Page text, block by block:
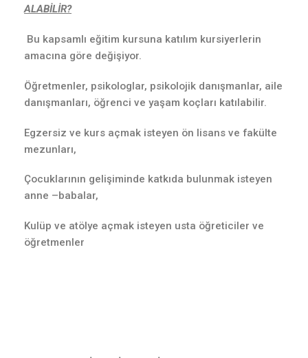
ALABİLİR?
Bu kapsamlı eğitim kursuna katılım kursiyerlerin
amacına göre değişiyor.
Öğretmenler, psikologlar, psikolojik danışmanlar, aile
danışmanları, öğrenci ve yaşam koçları katılabilir.
Egzersiz ve kurs açmak isteyen ön lisans ve fakülte
mezunları,
Çocuklarının gelişiminde katkıda bulunmak isteyen
anne –babalar,
Kulüp ve atölye açmak isteyen usta öğreticiler ve
öğretmenler